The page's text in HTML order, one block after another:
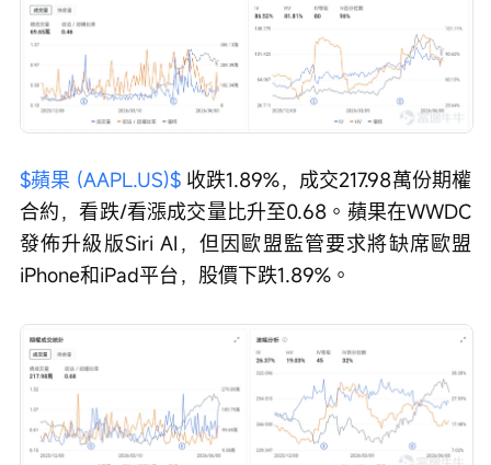
$蘋果 (AAPL.US)$ 收跌1.89%，成交217.98萬份期權
合約，看跌/看漲成交量比升至0.68。蘋果在WWDC
發佈升級版Siri AI，但因歐盟監管要求將缺席歐盟
iPhone和iPad平台，股價下跌1.89%。